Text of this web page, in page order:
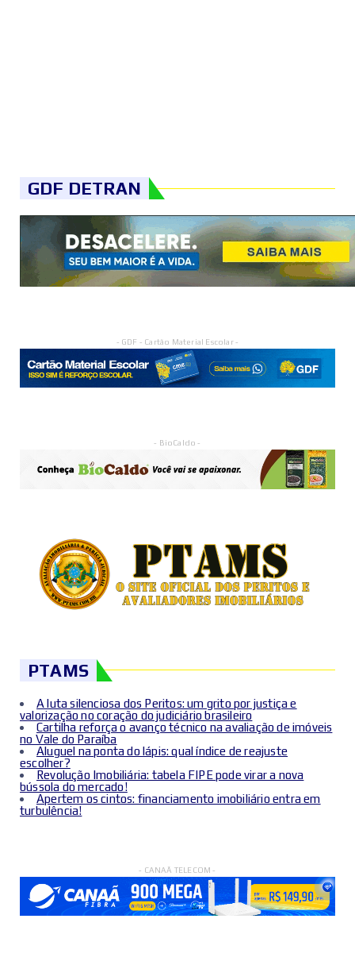
GDF DETRAN
- GDF - Cartão Material Escolar -
- BioCaldo -
PTAMS
A luta silenciosa dos Peritos: um grito por justiça e
valorização no coração do judiciário brasileiro
Cartilha reforça o avanço técnico na avaliação de imóveis
no Vale do Paraíba
Aluguel na ponta do lápis: qual índice de reajuste
escolher?
Revolução Imobiliária: tabela FIPE pode virar a nova
bússola do mercado!
Apertem os cintos: financiamento imobiliário entra em
turbulência!
- CANAÃ TELECOM -